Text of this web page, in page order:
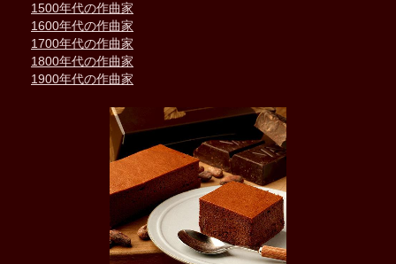
1500年代の作曲家
1600年代の作曲家
1700年代の作曲家
1800年代の作曲家
1900年代の作曲家